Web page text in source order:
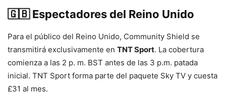
🇬🇧 Espectadores del Reino Unido
Para el público del Reino Unido, Community Shield se
transmitirá exclusivamente en TNT Sport. La cobertura
comienza a las 2 p. m. BST antes de las 3 p.m. patada
inicial. TNT Sport forma parte del paquete Sky TV y cuesta
£31 al mes.